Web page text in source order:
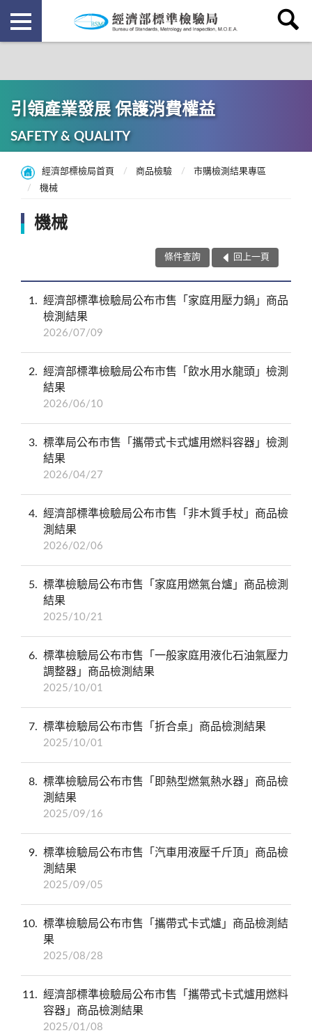
引領產業發展 保護消費權益
SAFETY & QUALITY
經濟部標檢局首頁 商品檢驗
市購檢測結果專區
機械
機械
條件查詢 回上一頁
1
經濟部標準檢驗局公布市售「家庭用壓力鍋」商品
檢測結果
2026/07/09
2
經濟部標準檢驗局公布市售「飲水用水龍頭」檢測
結果
2026/06/10
3
標準局公布市售「攜帶式卡式爐用燃料容器」檢測
結果
2026/04/27
4
經濟部標準檢驗局公布市售「非木質手杖」商品檢
測結果
2026/02/06
5
標準檢驗局公布市售「家庭用燃氣台爐」商品檢測
結果
2025/10/21
6
標準檢驗局公布市售「一般家庭用液化石油氣壓力
調整器」商品檢測結果
2025/10/01
7 標準檢驗局公布市售「折合桌」商品檢測結果
2025/10/01
8
標準檢驗局公布市售「即熱型燃氣熱水器」商品檢
測結果
2025/09/16
9
標準檢驗局公布市售「汽車用液壓千斤頂」商品檢
測結果
2025/09/05
10
標準檢驗局公布市售「攜帶式卡式爐」商品檢測結
果
2025/08/28
11
經濟部標準檢驗局公布市售「攜帶式卡式爐用燃料
容器」商品檢測結果
2025/01/08